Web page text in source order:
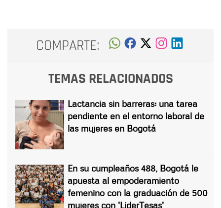
COMPARTE:
TEMAS RELACIONADOS
Lactancia sin barreras: una tarea
pendiente en el entorno laboral de
las mujeres en Bogotá
En su cumpleaños 488, Bogotá le
apuesta al empoderamiento
femenino con la graduación de 500
mujeres con 'LiderTesas'